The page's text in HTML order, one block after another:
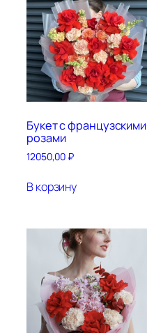
Букет с французскими
розами
12050,00 ₽
В корзину